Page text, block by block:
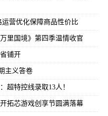
营优化保障商品性价比
里国境》第四季温情收官
铺开
主义答卷
超特控线录取13人！
拓芯游戏创享节圆满落幕